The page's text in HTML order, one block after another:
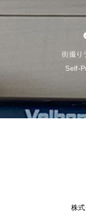
街撮り
Self-
株